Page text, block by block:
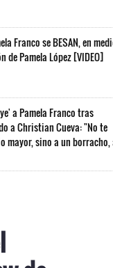
Franco se BESAN, en
de Pamela López [VIDEO]
a Pamela Franco tras
a Christian Cueva: "No te
mayor, sino a un borracho,